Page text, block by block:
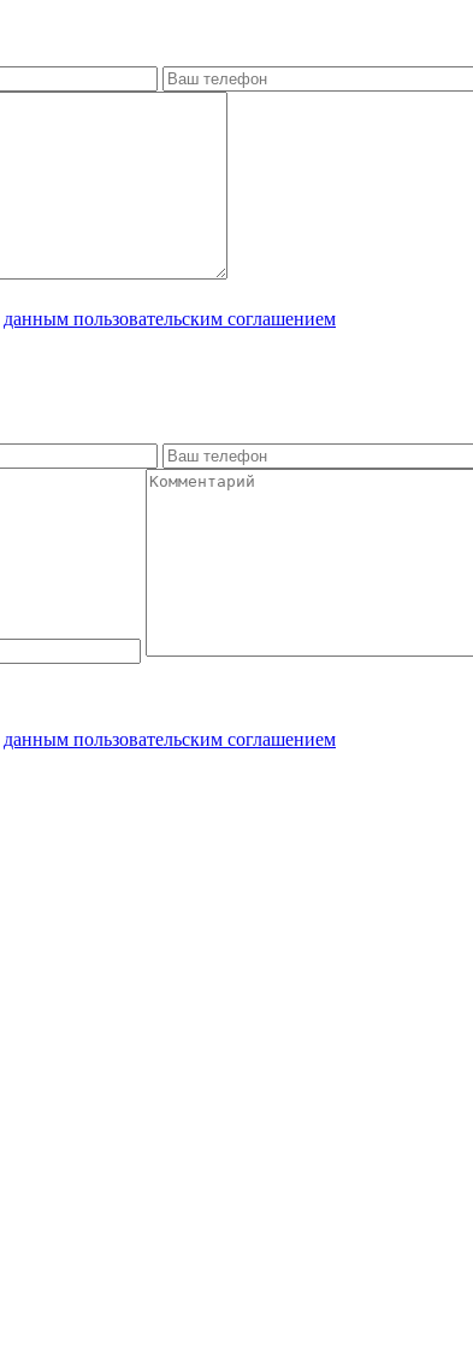
данным пользовательским соглашением
данным пользовательским соглашением